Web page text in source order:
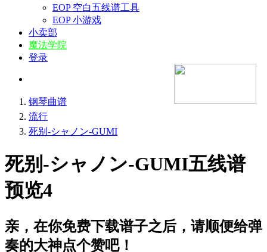
EOP 空白五线谱工具
EOP 小游戏
小卖部
魔法学院
登录
钢琴曲谱
流行
死别-シャノン-GUMI
死别-シャノン-GUMI五线谱
预览4
亲，在你免费下载谱子之后，请顺便给弹
奏的大神点个赞吧！